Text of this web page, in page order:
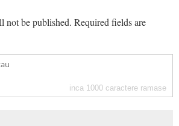
not be published. Required fields are
inca 1000 caractere ramase